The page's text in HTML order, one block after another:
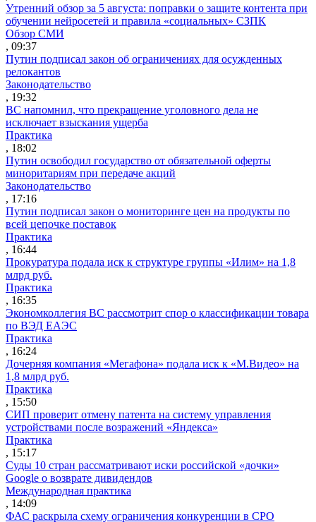
Утренний обзор за 5 августа: поправки о защите контента при
обучении нейросетей и правила «социальных» СЗПК
Обзор СМИ
, 09:37
Путин подписал закон об ограничениях для осужденных
релокантов
Законодательство
, 19:32
ВС напомнил, что прекращение уголовного дела не
исключает взыскания ущерба
Практика
, 18:02
Путин освободил государство от обязательной оферты
миноритариям при передаче акций
Законодательство
, 17:16
Путин подписал закон о мониторинге цен на продукты по
всей цепочке поставок
Практика
, 16:44
Прокуратура подала иск к структуре группы «Илим» на 1,8
млрд руб.
Практика
, 16:35
Экономколлегия ВС рассмотрит спор о классификации товара
по ВЭД ЕАЭС
Практика
, 16:24
Дочерняя компания «Мегафона» подала иск к «М.Видео» на
1,8 млрд руб.
Практика
, 15:50
СИП проверит отмену патента на систему управления
устройствами после возражений «Яндекса»
Практика
, 15:17
Суды 10 стран рассматривают иски российской «дочки»
Google о возврате дивидендов
Международная практика
, 14:09
ФАС раскрыла схему ограничения конкуренции в СРО